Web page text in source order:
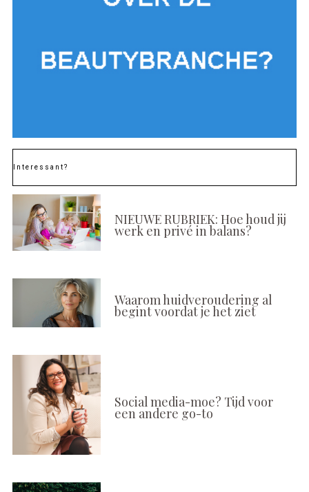
Interessant?
NIEUWE RUBRIEK: Hoe houd jij
werk en privé in balans?
Waarom huidveroudering al
begint voordat je het ziet
Social media-moe? Tijd voor
een andere go-to